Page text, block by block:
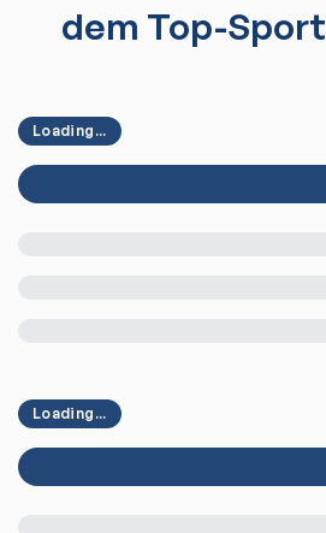
dem Top-Sport
Loading...
Loading...